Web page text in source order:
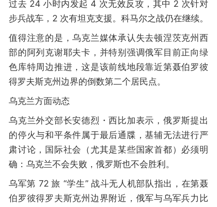
过去 24 小时内发起 4 次无效反攻，其中 2 次针对
步兵战车，2 次有坦克支援。科马尔之战仍在继续。
值得注意的是，乌克兰媒体承认失去顿涅茨克州西
部的阿列克谢耶夫卡，并特别强调俄军目前正向绿
色库特周边推进，这是该前线地段靠近第聂伯罗彼
得罗夫斯克州边界的倒数第二个居民点。
乌克兰方面动态
乌克兰外交部长安德烈・西比加表示，俄罗斯提出
的停火与和平条件属于最后通牒，基辅无法进行严
肃讨论，国际社会（尤其是某些国家首都）必须明
确：乌克兰不会失败，俄罗斯也不会胜利。
乌军第 72 旅 “学生” 战斗无人机部队指出，在第聂
伯罗彼得罗夫斯克州边界附近，俄军与乌军兵力比